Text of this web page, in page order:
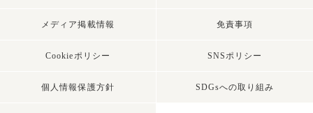
メディア掲載情報 免責事項
Cookieポリシー SNSポリシー
個人情報保護方針 SDGsへの取り組み